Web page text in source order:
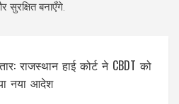
बनाएँगे.
राजस्थान हाई कोर्ट ने CBDT को
नया आदेश